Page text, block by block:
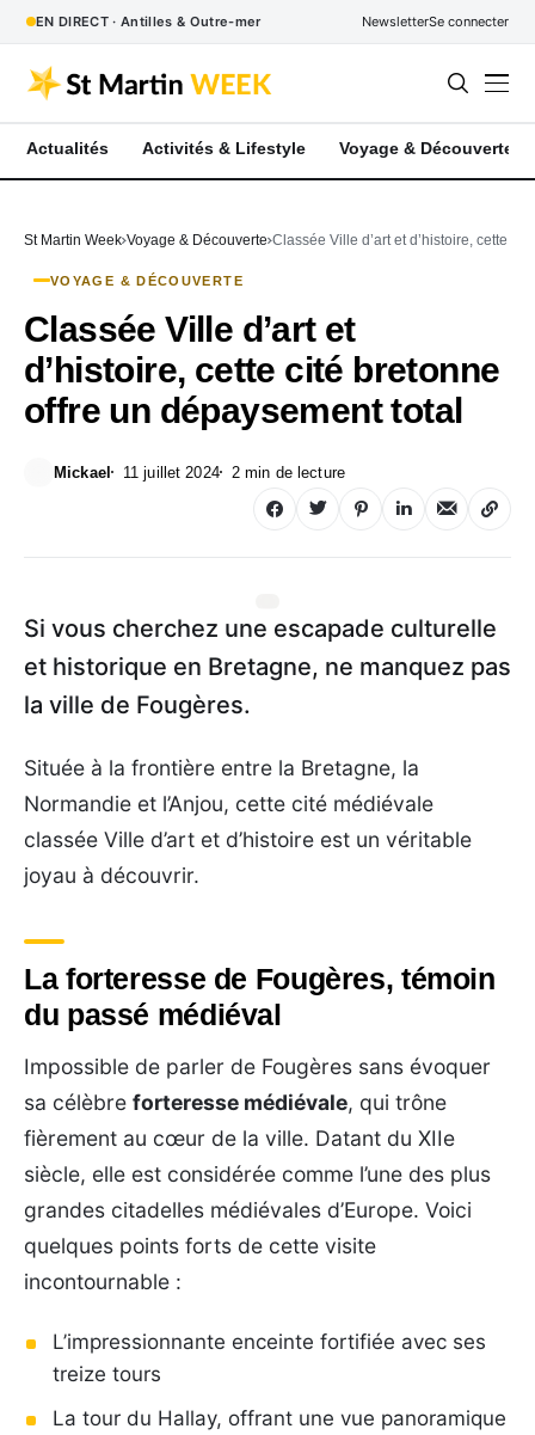
EN DIRECT · Antilles & Outre-mer NewsletterSe connecter
Actualités Activités & Lifestyle Voyage & Découverte
St Martin Week Voyage & Découverte Classée Ville d’art et d’histoire, cette
VOYAGE & DÉCOUVERTE
Classée Ville d’art et
d’histoire, cette cité bretonne
offre un dépaysement total
Mickael 11 juillet 2024 2 min de lecture
Si vous cherchez une escapade culturelle
et historique en Bretagne, ne manquez pas
la ville de Fougères.
Située à la frontière entre la Bretagne, la
Normandie et l’Anjou, cette cité médiévale
classée Ville d’art et d’histoire est un véritable
joyau à découvrir.
La forteresse de Fougères, témoin
du passé médiéval
Impossible de parler de Fougères sans évoquer
sa célèbre forteresse médiévale, qui trône
fièrement au cœur de la ville. Datant du XIIe
siècle, elle est considérée comme l’une des plus
grandes citadelles médiévales d’Europe. Voici
quelques points forts de cette visite
incontournable :
L’impressionnante enceinte fortifiée avec ses
treize tours
La tour du Hallay, offrant une vue panoramique